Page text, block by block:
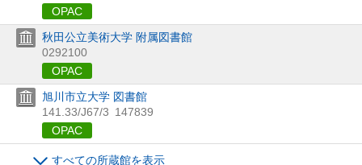
OPAC
秋田公立美術大学 附属図書館
0292100
OPAC
旭川市立大学 図書館
141.33/J67/3 147839
OPAC
すべての所蔵館を表示